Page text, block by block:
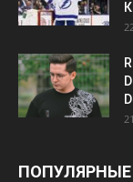
ПОПУЛЯРНЫЕ